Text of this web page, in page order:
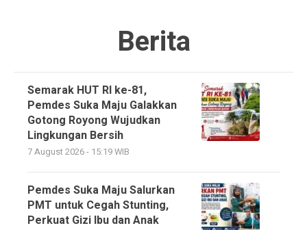
Berita
Semarak HUT RI ke-81,
Pemdes Suka Maju Galakkan
Gotong Royong Wujudkan
Lingkungan Bersih
7 August 2026 - 15:19 WIB
Pemdes Suka Maju Salurkan
PMT untuk Cegah Stunting,
Perkuat Gizi Ibu dan Anak